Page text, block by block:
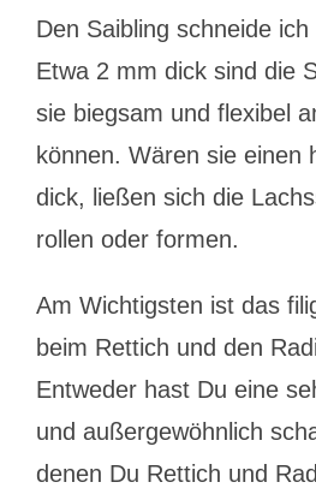
Den Saibling schneide
Etwa 2 mm dick sind die
sie biegsam und flexibel
können. Wären sie einen
dick, ließen sich die
rollen oder formen.
Am Wichtigsten ist das
beim Rettich und den
Entweder hast Du eine
und außergewöhnlich
denen Du Rettich und